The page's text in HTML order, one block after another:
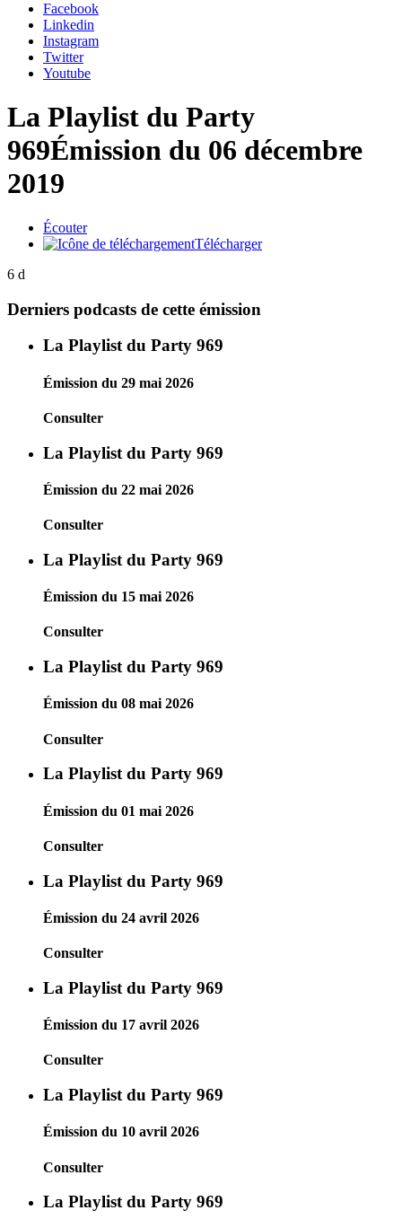
Facebook
Linkedin
Instagram
Twitter
Youtube
La Playlist du Party
969Émission du 06 décembre
2019
Écouter
Télécharger
6 d
Derniers podcasts de cette émission
La Playlist du Party 969
Émission du 29 mai 2026
Consulter
La Playlist du Party 969
Émission du 22 mai 2026
Consulter
La Playlist du Party 969
Émission du 15 mai 2026
Consulter
La Playlist du Party 969
Émission du 08 mai 2026
Consulter
La Playlist du Party 969
Émission du 01 mai 2026
Consulter
La Playlist du Party 969
Émission du 24 avril 2026
Consulter
La Playlist du Party 969
Émission du 17 avril 2026
Consulter
La Playlist du Party 969
Émission du 10 avril 2026
Consulter
La Playlist du Party 969